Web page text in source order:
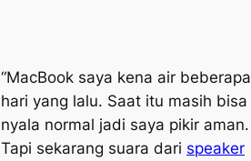
“MacBook saya kena air beberapa
hari yang lalu. Saat itu masih bisa
nyala normal jadi saya pikir aman.
Tapi sekarang suara dari speaker